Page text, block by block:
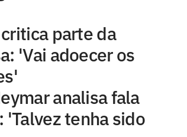
parte da
'Vai adoecer os
analisa fala
'Talvez tenha sido